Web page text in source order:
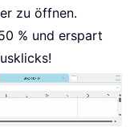
zu öffnen.
% und erspart